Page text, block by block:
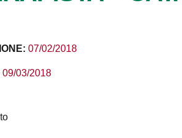
07/02/2018
09/03/2018